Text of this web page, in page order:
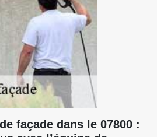
façade dans le 07800 :